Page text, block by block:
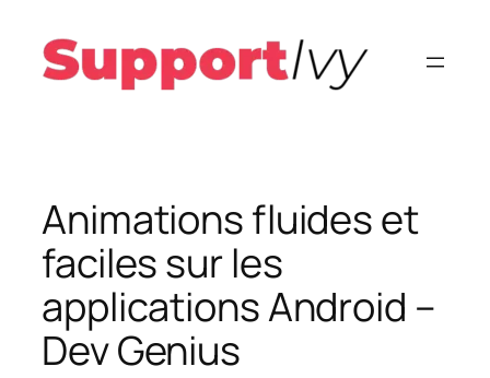
contenu
Animations fluides et
faciles sur les
applications Android –
Dev Genius